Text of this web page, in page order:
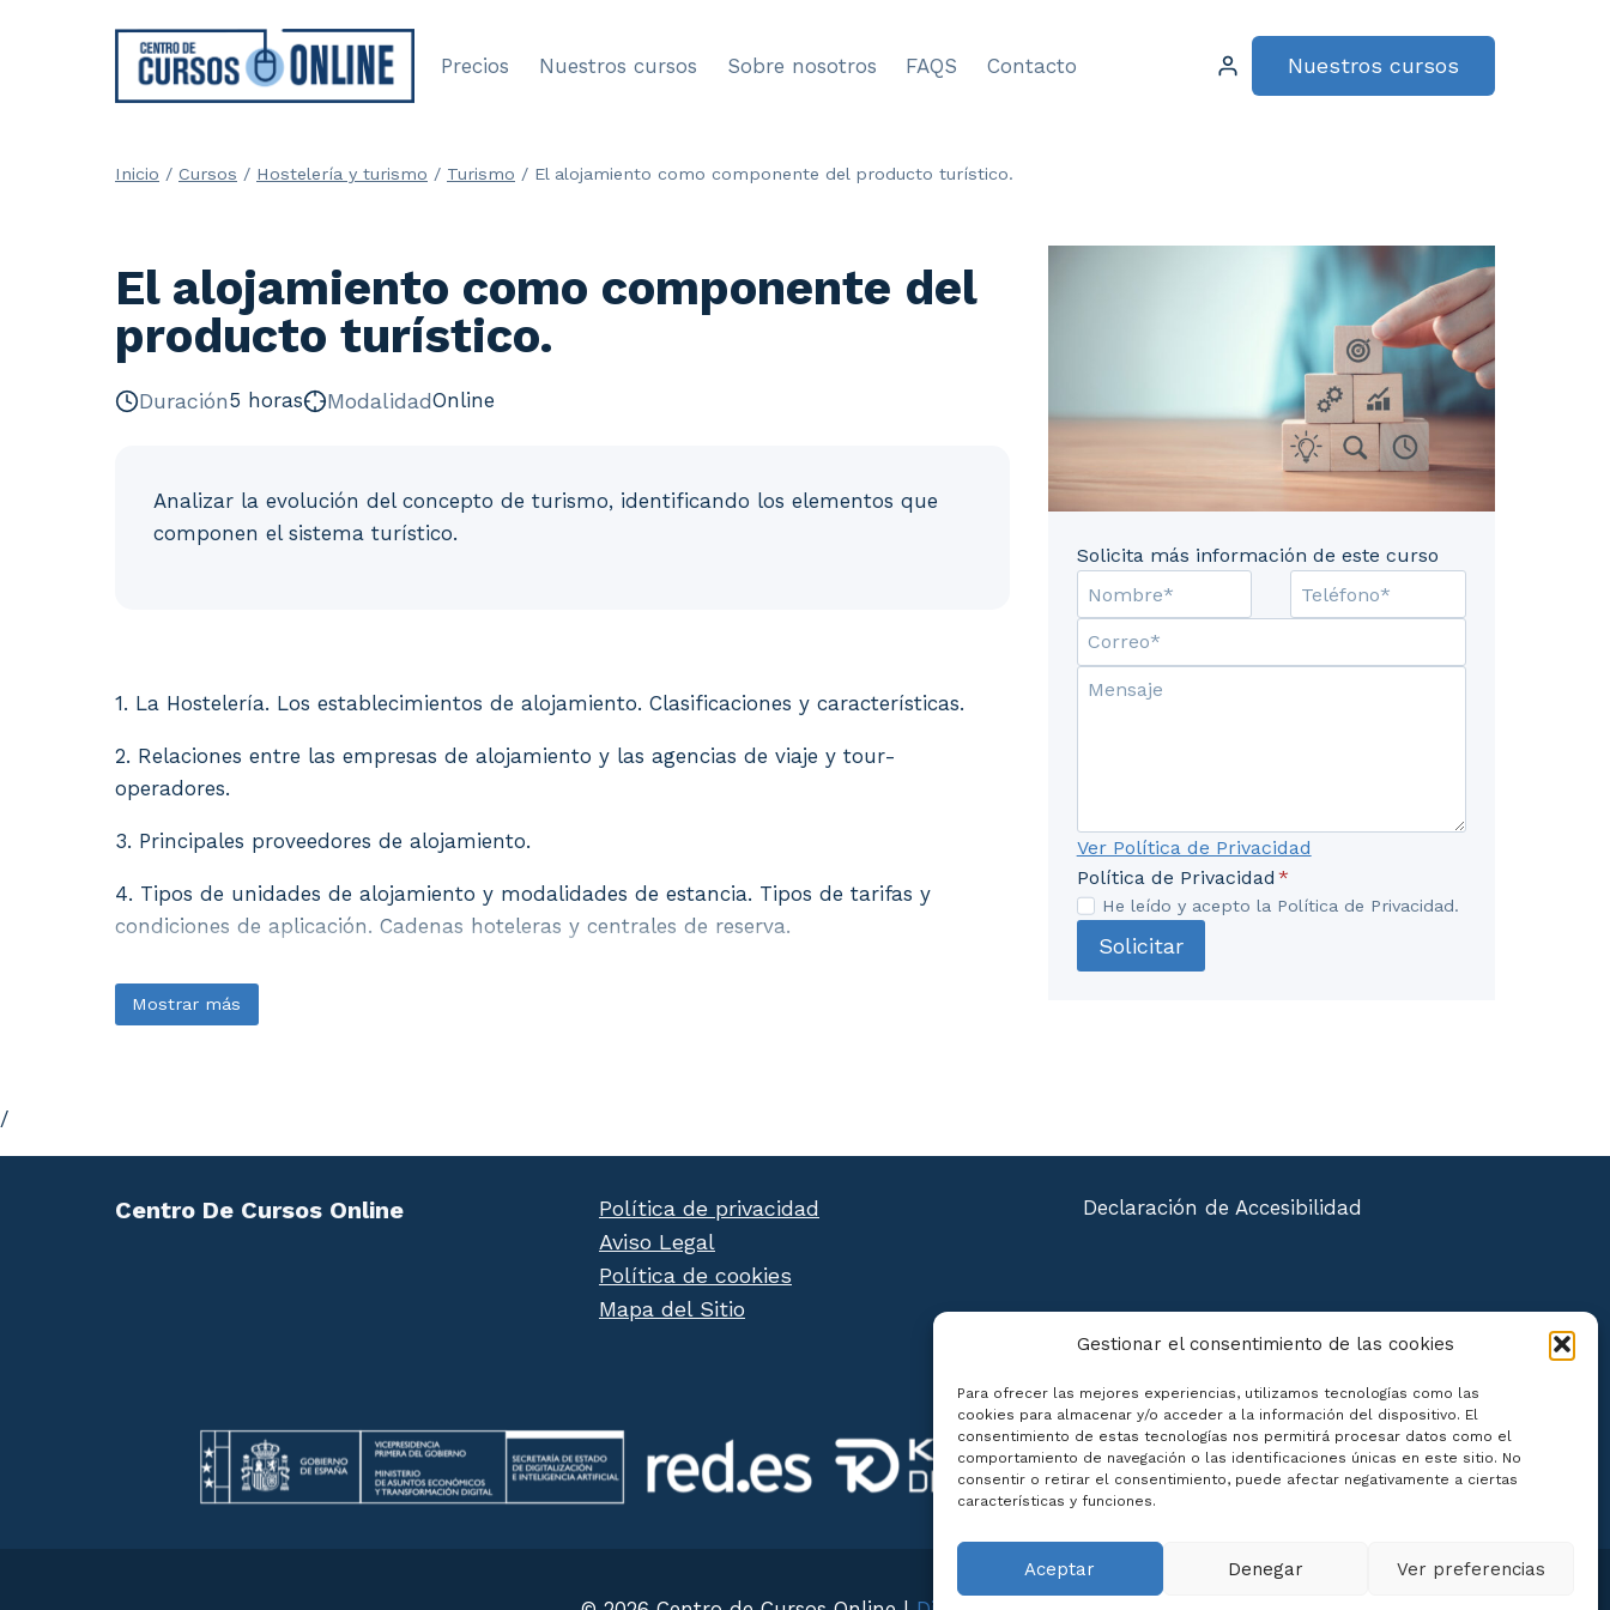
Gestionar el consentimiento de las cookies
Para ofrecer las mejores experiencias, utilizamos tecnologías como las
cookies para almacenar y/o acceder a la información del dispositivo. El
consentimiento de estas tecnologías nos permitirá procesar datos como el
comportamiento de navegación o las identificaciones únicas en este sitio. No
consentir o retirar el consentimiento, puede afectar negativamente a ciertas
características y funciones.
Aceptar Denegar Ver preferencias
Precios Nuestros cursos Sobre nosotros FAQS Contacto Nuestros cursos
Inicio / Cursos / Hostelería y turismo / Turismo / El alojamiento como componente del producto turístico.
El alojamiento como componente del
producto turístico.
Duración5 horas ModalidadOnline
Analizar la evolución del concepto de turismo, identificando los elementos que
componen el sistema turístico.
1. La Hostelería. Los establecimientos de alojamiento. Clasificaciones y características. 2. Relaciones entre las empresas de alojamiento y las
1. La Hostelería. Los establecimientos de alojamiento. Clasificaciones y características.
2. Relaciones entre las empresas de alojamiento y las agencias de viaje y tour-
operadores.
3. Principales proveedores de alojamiento.
4. Tipos de unidades de alojamiento y modalidades de estancia. Tipos de tarifas y
condiciones de aplicación. Cadenas hoteleras y centrales de reserva.
Mostrar más
Solicita más información de este curso
Ver Política de Privacidad
Política de Privacidad *
He leído y acepto la Política de Privacidad.
Solicitar
/
Centro De Cursos Online
Política de privacidad
Aviso Legal
Política de cookies
Mapa del Sitio
Declaración de Accesibilidad